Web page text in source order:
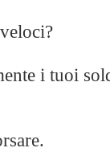
i tuoi